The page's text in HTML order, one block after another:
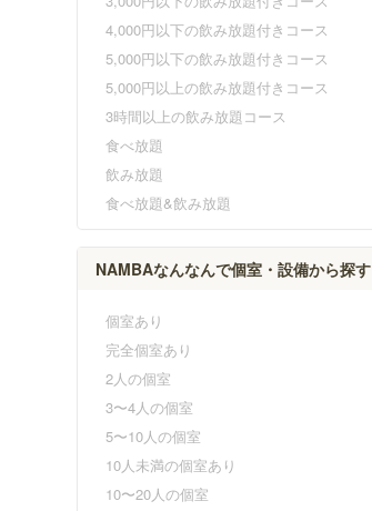
4,000円以下の飲み放題付きコース
5,000円以下の飲み放題付きコース
5,000円以上の飲み放題付きコース
3時間以上の飲み放題コース
食べ放題
飲み放題
食べ放題&飲み放題
NAMBAなんなんで個室・設備から探す
個室あり
完全個室あり
2人の個室
3〜4人の個室
5〜10人の個室
10人未満の個室あり
10〜20人の個室